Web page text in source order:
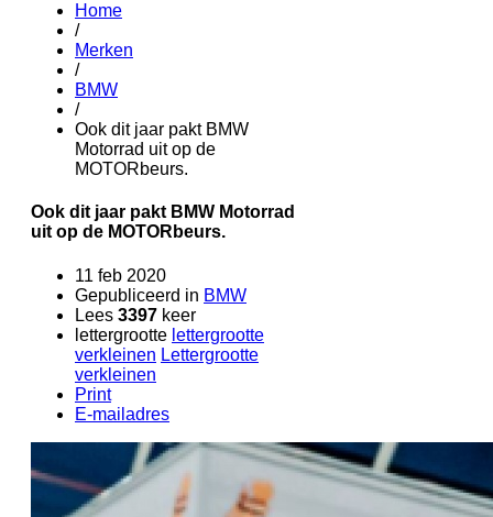
Home
/
Merken
/
BMW
/
Ook dit jaar pakt BMW
Motorrad uit op de
MOTORbeurs.
Ook dit jaar pakt BMW Motorrad
uit op de MOTORbeurs.
11 feb 2020
Gepubliceerd in BMW
Lees 3397 keer
lettergrootte lettergrootte
verkleinen Lettergrootte
verkleinen
Print
E-mailadres